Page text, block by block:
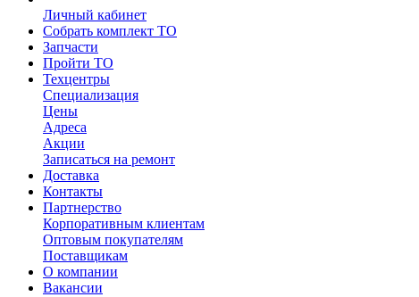
Личный кабинет
Собрать комплект ТО
Запчасти
Пройти ТО
Техцентры
Специализация
Цены
Адреса
Акции
Записаться на ремонт
Доставка
Контакты
Партнерство
Корпоративным клиентам
Оптовым покупателям
Поставщикам
О компании
Вакансии